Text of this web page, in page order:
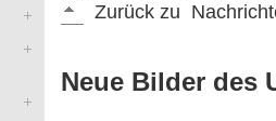
Zurück zu
Neue Bilder des